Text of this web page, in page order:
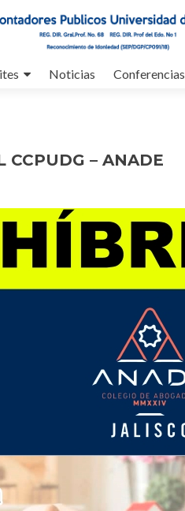
Noticias Conferencias
CCPUDG – ANADE